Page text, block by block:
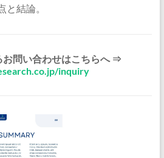
結論。
問い合わせはこちらへ ⇒
inquiry